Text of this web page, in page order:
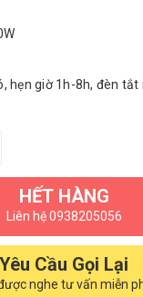
hẹn giờ 1h-8h, đèn tắt
HẾT HÀNG
Liên hệ 0938205056
Yêu Cầu Gọi Lại
nghe tư vấn miễn